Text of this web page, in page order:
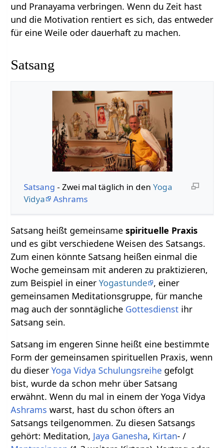
und Pranayama verbringen. Wenn du Zeit hast
und die Motivation rentiert es sich, das entweder
für eine Weile oder dauerhaft zu machen.
Satsang
Satsang - Zwei mal täglich in den Yoga
Vidya
Ashrams
Satsang heißt gemeinsamespirituelle Praxis
und es gibt verschiedene Weisen des Satsangs.
Zum einen könnte Satsang heißen einmal die
Woche gemeinsam mit anderen zu praktizieren,
zum Beispiel in einerYogastunde , einer
gemeinsamen Meditationsgruppe, für manche
mag auch der sonntägliche Gottesdienst ihr
Satsang sein.
Satsang im engeren Sinne heißt eine bestimmte
Form der gemeinsamen spirituellen Praxis, wenn
du dieserYoga Vidya Schulungsreihe gefolgt
bist, wurde da schon mehr über Satsang
erwähnt. Wenn du mal in einem der Yoga Vidya
Ashrams warst, hast du schon öfters an
Satsangs teilgenommen. Zu diesen Satsangs
gehört: Meditation, Jaya Ganesha, Kirtan- /